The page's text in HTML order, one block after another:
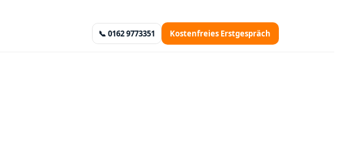
📞 0162 9773351 Kostenfreies Erstgespräch